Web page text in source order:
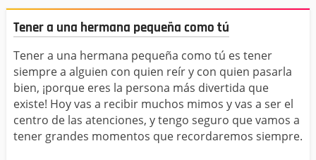
Tener a una hermana pequeña como tú
Tener a una hermana pequeña como tú es tener
siempre a alguien con quien reír y con quien pasarla
bien, ¡porque eres la persona más divertida que
existe! Hoy vas a recibir muchos mimos y vas a ser el
centro de las atenciones, y tengo seguro que vamos a
tener grandes momentos que recordaremos siempre.